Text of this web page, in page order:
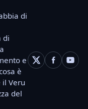
di
di
e
è
Veru
del